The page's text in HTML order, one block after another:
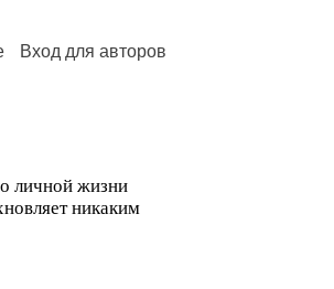
Вход для авторов
личной жизни
никаким